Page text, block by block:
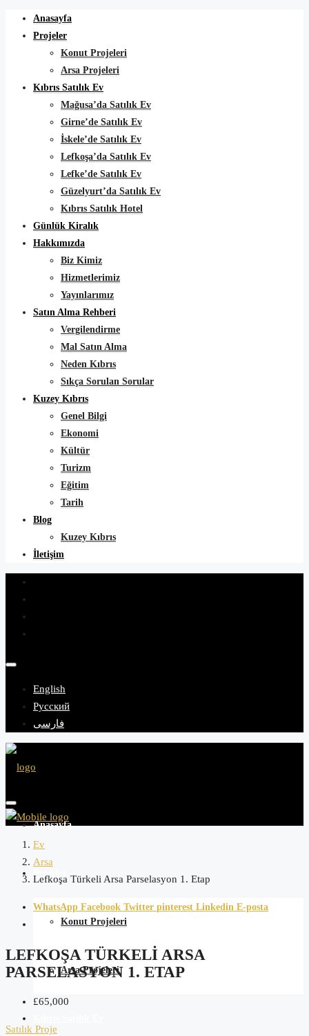
Anasayfa
Projeler
Konut Projeleri
Arsa Projeleri
Kıbrıs Satılık Ev
Mağusa’da Satılık Ev
Girne’de Satılık Ev
İskele’de Satılık Ev
Lefkoşa’da Satılık Ev
Lefke’de Satılık Ev
Güzelyurt’da Satılık Ev
Kıbrıs Satılık Hotel
Günlük Kiralık
Hakkımızda
Biz Kimiz
Hizmetlerimiz
Yayınlarımız
Satın Alma Rehberi
Vergilendirme
Mal Satın Alma
Neden Kıbrıs
Sıkça Sorulan Sorular
Kuzey Kıbrıs
Genel Bilgi
Ekonomi
Kültür
Turizm
Eğitim
Tarih
Blog
Kuzey Kıbrıs
İletişim
English
Русский
فارسی
Anasayfa
Projeler
Konut Projeleri
Arsa Projeleri
Ev
Arsa
Lefkoşa Türkeli Arsa Parselasyon 1. Etap
WhatsApp Facebook Twitter pinterest Linkedin E-posta
LEFKOŞA TÜRKELI ARSA
PARSELASYON 1. ETAP
£65,000
Satılık Proje